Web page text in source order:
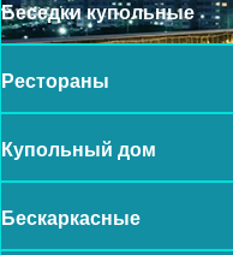
Беседки купольные
Рестораны
Купольный дом
Бескаркасные